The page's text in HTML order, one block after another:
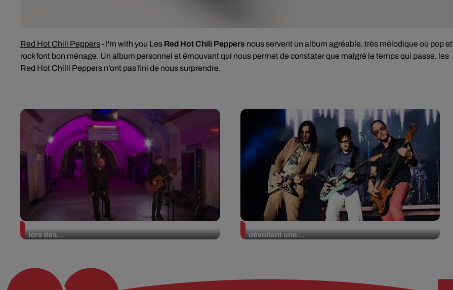
Red Hot Chili Peppers- I'm with you Les Red Hot Chili Peppers nous servent un album agréable, très mélodique où pop et
rock font bon ménage. Un album personnel et émouvant qui nous permet de constater que malgré le temps qui passe, les
Red Hot Chilli Peppers n'ont pas fini de nous surprendre.
lors des...
dévoilant une...